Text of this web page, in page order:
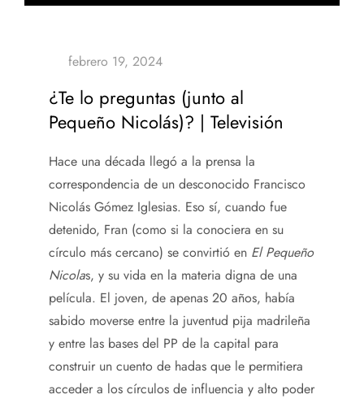
¿Te lo preguntas (junto al
Pequeño Nicolás)? | Televisión
Hace una década llegó a la prensa la
correspondencia de un desconocido Francisco
Nicolás Gómez Iglesias. Eso sí, cuando fue
detenido, Fran (como si la conociera en su
círculo más cercano) se convirtió en El Pequeño
Nicolas, y su vida en la materia digna de una
película. El joven, de apenas 20 años, había
sabido moverse entre la juventud pija madrileña
y entre las bases del PP de la capital para
construir un cuento de hadas que le permitiera
acceder a los círculos de influencia y alto poder